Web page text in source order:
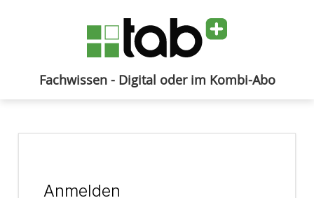
Fachwissen - Digital oder im Kombi-Abo